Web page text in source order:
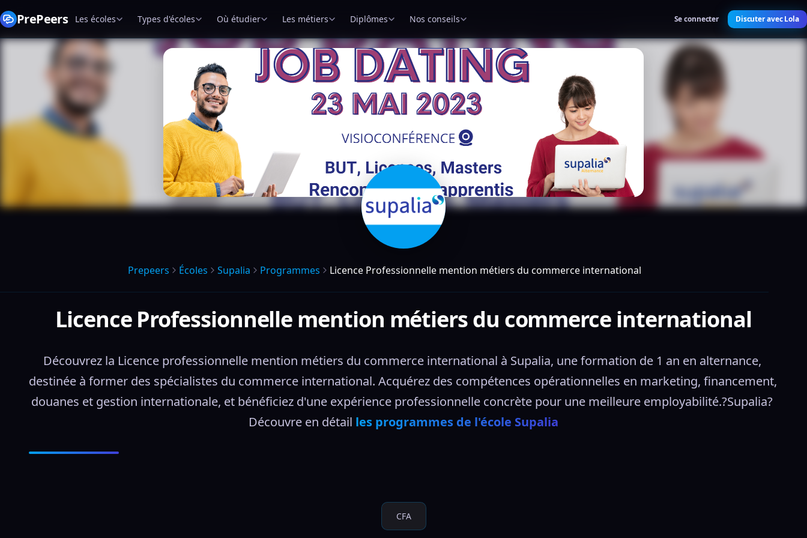
PrePeers Les écoles Types d'écoles Où étudier Les métiers Diplômes Nos conseils Se connecter Discuter avec Lola
Prepeers Écoles Supalia Programmes Licence Professionnelle mention métiers du commerce international
Licence Professionnelle mention métiers du commerce international
Découvrez la Licence professionnelle mention métiers du commerce international à Supalia, une formation de 1 an en alternance,
destinée à former des spécialistes du commerce international. Acquérez des compétences opérationnelles en marketing, financement,
douanes et gestion internationale, et bénéficiez d'une expérience professionnelle concrète pour une meilleure employabilité.?Supalia?
Découvre en détail les programmes de l'école Supalia
CFA